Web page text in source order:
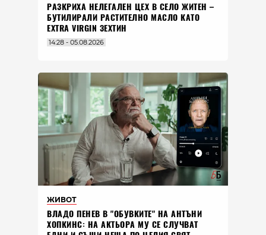
РАЗКРИХА НЕЛЕГАЛЕН ЦЕХ В СЕЛО ЖИТЕН –
БУТИЛИРАЛИ РАСТИТЕЛНО МАСЛО КАТО
EXTRA VIRGIN ЗЕХТИН
14:28 - 05.08.2026
ЖИВОТ
ВЛАДO ПЕНЕВ В "ОБУВКИТЕ" НА АНТЪНИ
ХОПКИНС: НА АКТЬОРА МУ СЕ СЛУЧВАТ